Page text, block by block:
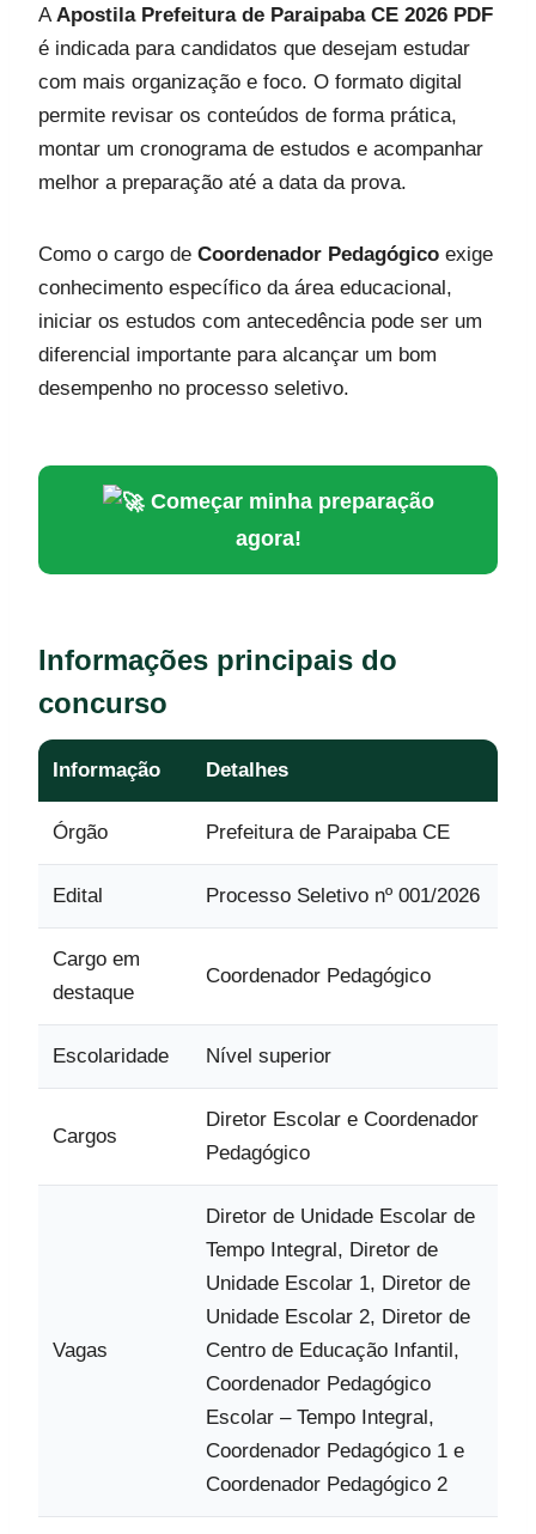
A Apostila Prefeitura de Paraipaba CE 2026 PDF
é indicada para candidatos que desejam estudar
com mais organização e foco. O formato digital
permite revisar os conteúdos de forma prática,
montar um cronograma de estudos e acompanhar
melhor a preparação até a data da prova.
Como o cargo de Coordenador Pedagógico exige
conhecimento específico da área educacional,
iniciar os estudos com antecedência pode ser um
diferencial importante para alcançar um bom
desempenho no processo seletivo.
Começar minha preparação
agora!
Informações principais do
concurso
Informação Detalhes
Órgão Prefeitura de Paraipaba CE
Edital Processo Seletivo nº 001/2026
Cargo em
destaque
Coordenador Pedagógico
Escolaridade Nível superior
Cargos
Diretor Escolar e Coordenador
Pedagógico
Vagas
Diretor de Unidade Escolar de
Tempo Integral, Diretor de
Unidade Escolar 1, Diretor de
Unidade Escolar 2, Diretor de
Centro de Educação Infantil,
Coordenador Pedagógico
Escolar – Tempo Integral,
Coordenador Pedagógico 1 e
Coordenador Pedagógico 2